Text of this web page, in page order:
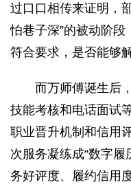
过口口相传来证明，
怕巷子深”的被动阶
符合要求，是否能够
而万师傅诞生后
技能考核和电话面试
职业晋升机制和信用
次服务凝练成“数字履
务好评度、履约信用